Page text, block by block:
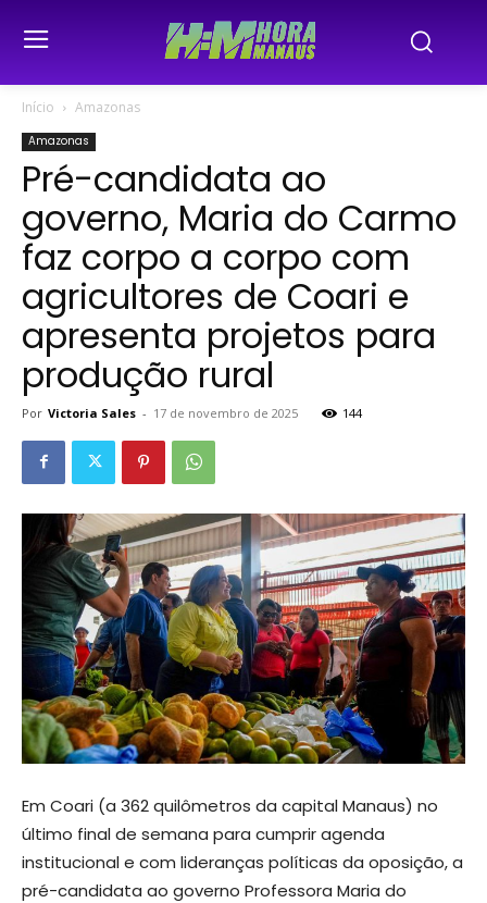
Início Amazonas
Amazonas
Pré-candidata ao
governo, Maria do Carmo
faz corpo a corpo com
agricultores de Coari e
apresenta projetos para
produção rural
Por Victoria Sales - 17 de novembro de 2025 144
Em Coari (a 362 quilômetros da capital Manaus) no
último final de semana para cumprir agenda
institucional e com lideranças políticas da oposição, a
pré-candidata ao governo Professora Maria do